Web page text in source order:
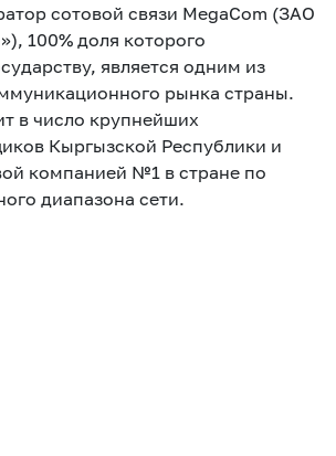
сотовой связи MegaCom (ЗАО
100% доля которого
является одним из
рынка страны.
в число крупнейших
Кыргызской Республики и
компанией №1 в стране по
диапазона сети.